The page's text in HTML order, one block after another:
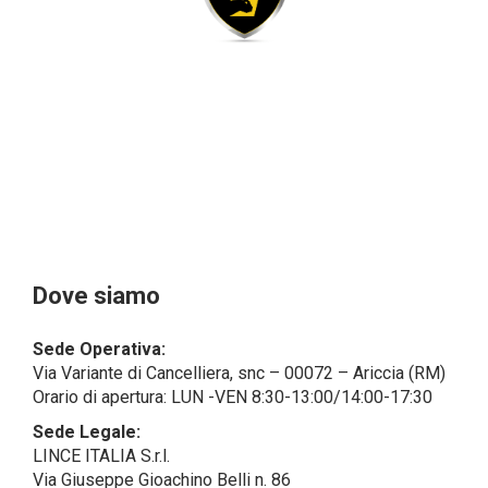
giuridiche sono in via generale escluse
dal campo di applicazione del GDPR (artt. 1 e 4 del
Alcuni segmenti dell’attività richiesta potrebbero
l’espletamento di alcune attività determinate a
società esterne che presentano le garanzie richieste
dal GDPR, abilitandole e a compiere
operazioni determinate per conto di LINCE ITALIA e
conformemente alle istruzioni fornite da
quest’ultima sulla base di specifico accordo per la
Dove siamo
Sede Operativa:
Via Variante di Cancelliera, snc – 00072 – Ariccia (RM)
Orario di apertura: LUN -VEN 8:30-13:00/14:00-17:30
Sede Legale:
LINCE ITALIA S.r.l.
Via Giuseppe Gioachino Belli n. 86